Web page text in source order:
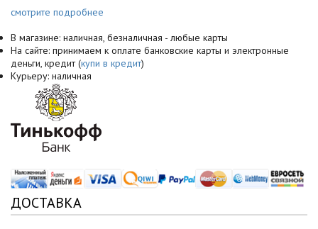
смотрите подробнее
В магазине: наличная, безналичная - любые карты
На сайте: принимаем к оплате банковские карты и электронные
деньги, кредит (купи в кредит)
Курьеру: наличная
ДОСТАВКА